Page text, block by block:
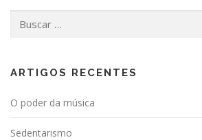
n
e
e
ARTIGOS RECENTES
O poder da música
Sedentarismo